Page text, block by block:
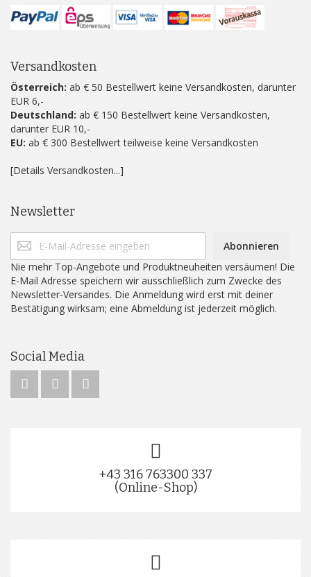
Versandkosten
Österreich: ab € 50 Bestellwert keine Versandkosten, darunter
EUR 6,-
Deutschland: ab € 150 Bestellwert keine Versandkosten,
darunter EUR 10,-
EU: ab € 300 Bestellwert teilweise keine Versandkosten
[Details Versandkosten...]
Newsletter
Abonnieren
Nie mehr Top-Angebote und Produktneuheiten versäumen! Die
E-Mail Adresse speichern wir ausschließlich zum Zwecke des
Newsletter-Versandes. Die Anmeldung wird erst mit deiner
Bestätigung wirksam; eine Abmeldung ist jederzeit möglich.
Social Media
+43 316 763300 337
(Online-Shop)